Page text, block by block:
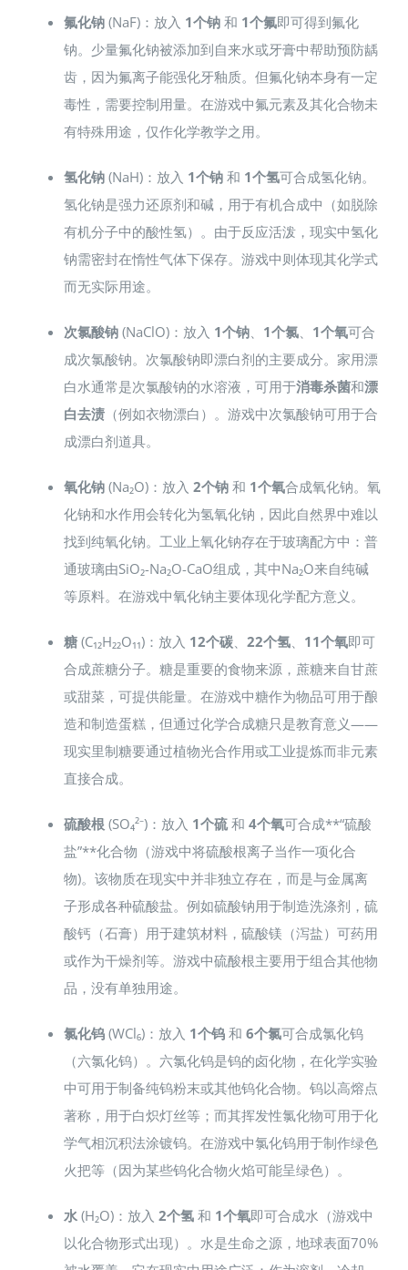
氟化钠(NaF)：放入 1个钠和 1个氟即可得到氟化
钠。少量氟化钠被添加到自来水或牙膏中帮助预防龋
齿，因为氟离子能强化牙釉质。但氟化钠本身有一定
毒性，需要控制用量。在游戏中氟元素及其化合物未
有特殊用途，仅作化学教学之用。
氢化钠(NaH)：放入 1个钠和 1个氢可合成氢化钠。
氢化钠是强力还原剂和碱，用于有机合成中（如脱除
有机分子中的酸性氢）。由于反应活泼，现实中氢化
钠需密封在惰性气体下保存。游戏中则体现其化学式
而无实际用途。
次氯酸钠(NaClO)：放入 1个钠、 1个氯、 1个氧可合
成次氯酸钠。次氯酸钠即漂白剂的主要成分。家用漂
白水通常是次氯酸钠的水溶液，可用于消毒杀菌和漂
白去渍（例如衣物漂白）。游戏中次氯酸钠可用于合
成漂白剂道具。
氧化钠(Na₂O)：放入 2个钠和 1个氧合成氧化钠。氧
化钠和水作用会转化为氢氧化钠，因此自然界中难以
找到纯氧化钠。工业上氧化钠存在于玻璃配方中：普
通玻璃由SiO₂-Na₂O-CaO组成，其中Na₂O来自纯碱
等原料。在游戏中氧化钠主要体现化学配方意义。
糖(C₁₂H₂₂O₁₁)：放入 12个碳、 22个氢、 11个氧即可
合成蔗糖分子。糖是重要的食物来源，蔗糖来自甘蔗
或甜菜，可提供能量。在游戏中糖作为物品可用于酿
造和制造蛋糕，但通过化学合成糖只是教育意义——
现实里制糖要通过植物光合作用或工业提炼而非元素
直接合成。
硫酸根(SO₄²⁻)：放入 1个硫和 4个氧可合成**“硫酸
盐”**化合物（游戏中将硫酸根离子当作一项化合
物)。该物质在现实中并非独立存在，而是与金属离
子形成各种硫酸盐。例如硫酸钠用于制造洗涤剂，硫
酸钙（石膏）用于建筑材料，硫酸镁（泻盐）可药用
或作为干燥剂等。游戏中硫酸根主要用于组合其他物
品，没有单独用途。
氯化钨(WCl₆)：放入 1个钨和 6个氯可合成氯化钨
（六氯化钨）。六氯化钨是钨的卤化物，在化学实验
中可用于制备纯钨粉末或其他钨化合物。钨以高熔点
著称，用于白炽灯丝等；而其挥发性氯化物可用于化
学气相沉积法涂镀钨。在游戏中氯化钨用于制作绿色
火把等（因为某些钨化合物火焰可能呈绿色）。
水(H₂O)：放入 2个氢和 1个氧即可合成水（游戏中
以化合物形式出现）。水是生命之源，地球表面70%